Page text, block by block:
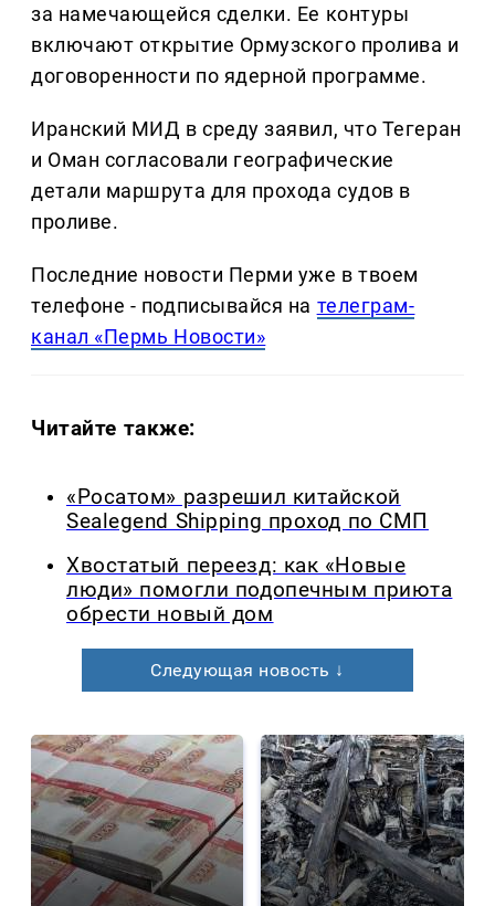
за намечающейся сделки. Ее контуры
включают открытие Ормузского пролива и
договоренности по ядерной программе.
Иранский МИД в среду заявил, что Тегеран
и Оман согласовали географические
детали маршрута для прохода судов в
проливе.
Последние новости Перми уже в твоем
телефоне - подписывайся на телеграм-
канал «Пермь Новости»
Читайте также:
«Росатом» разрешил китайской
Sealegend Shipping проход по СМП
Хвостатый переезд: как «Новые
люди» помогли подопечным приюта
обрести новый дом
Следующая новость ↓